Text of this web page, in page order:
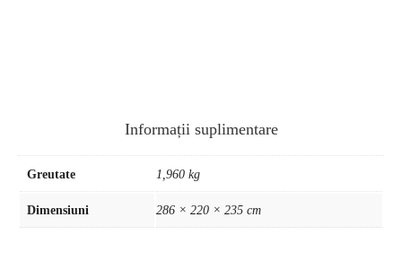
Informații suplimentare
Greutate 1,960 kg
Dimensiuni 286 × 220 × 235 cm